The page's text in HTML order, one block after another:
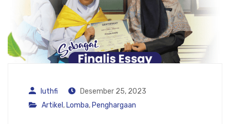
luthfi
Desember 25, 2023
Artikel , Lomba, Penghargaan